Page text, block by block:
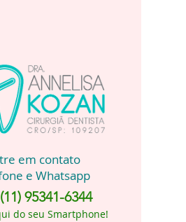
(11) 95341-6344
do seu Smartphone!
em contato
e Whatsapp